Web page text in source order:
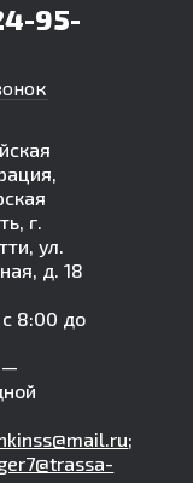
95-
г.
ул.
д. 18
8:00 до
—
;